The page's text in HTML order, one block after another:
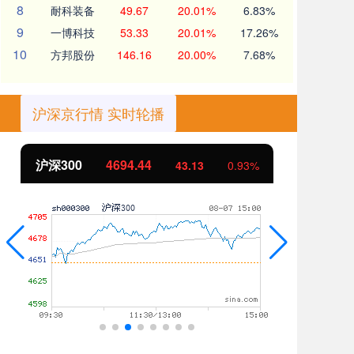
8 耐科装备 49.67 20.01% 6.83%
9 一博科技 53.33 20.01% 17.26%
10 方邦股份 146.16 20.00% 7.68%
沪深京行情 实时轮播
北证50 1134.24 11.37 1.01%